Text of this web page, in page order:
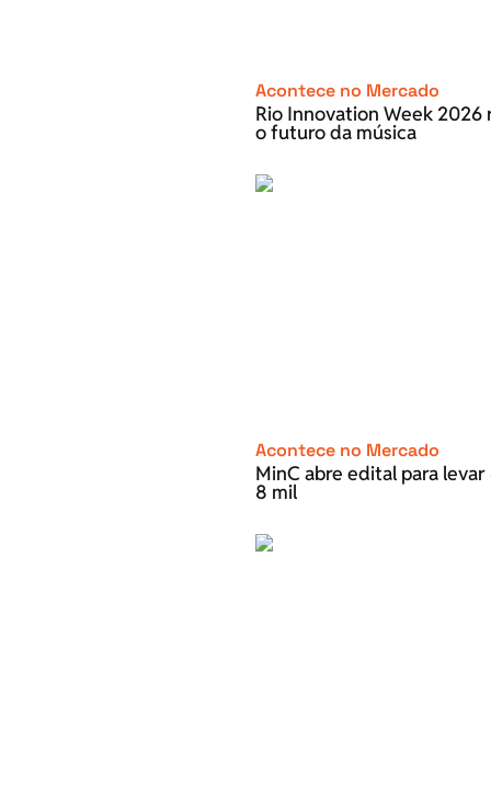
Acontece no Mercado
Rio Innovation Week 2026
o futuro da música
Acontece no Mercado
MinC abre edital para
8 mil